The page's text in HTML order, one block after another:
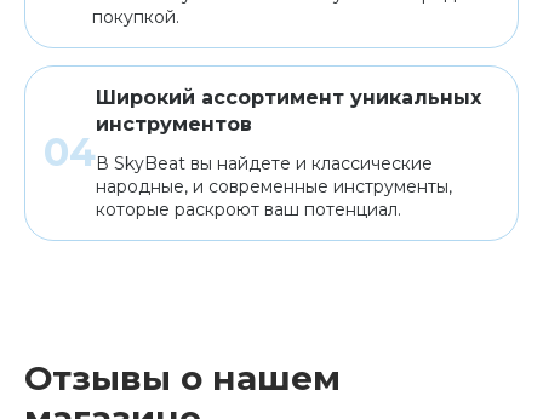
покупкой.
Широкий ассортимент уникальных
инструментов
В SkyBeat вы найдете и классические
народные, и современные инструменты,
которые раскроют ваш потенциал.
Отзывы о нашем